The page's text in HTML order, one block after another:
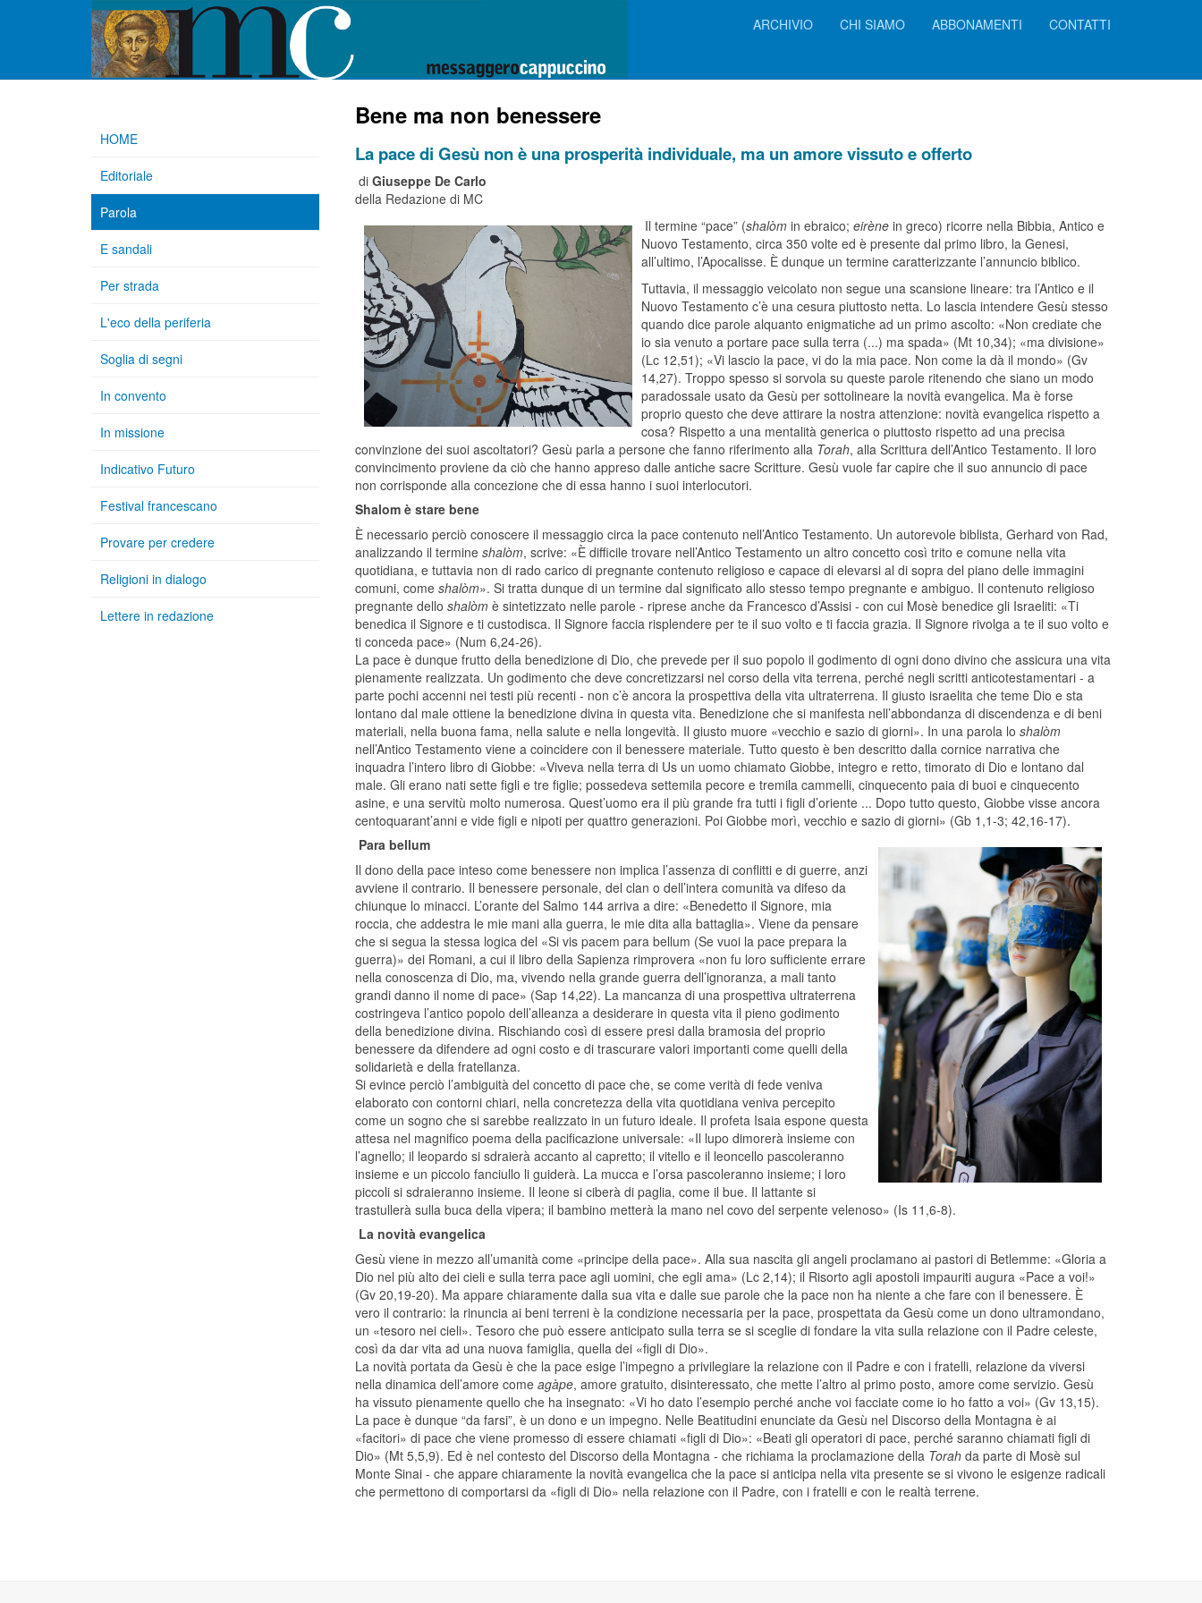
ARCHIVIO CHI SIAMO ABBONAMENTI CONTATTI
Bene ma non benessere
La pace di Gesù non è una prosperità individuale, ma un amore vissuto e offerto
di Giuseppe De Carlo
della Redazione di MC
Il termine “pace” (shalòm in ebraico; eirène in greco) ricorre nella Bibbia, Antico e
Nuovo Testamento, circa 350 volte ed è presente dal primo libro, la Genesi,
all’ultimo, l’Apocalisse. È dunque un termine caratterizzante l’annuncio biblico.
Tuttavia, il messaggio veicolato non segue una scansione lineare: tra l’Antico e il
Nuovo Testamento c’è una cesura piuttosto netta. Lo lascia intendere Gesù stesso
quando dice parole alquanto enigmatiche ad un primo ascolto: «Non crediate che
io sia venuto a portare pace sulla terra (...) ma spada» (Mt 10,34); «ma divisione»
(Lc 12,51); «Vi lascio la pace, vi do la mia pace. Non come la dà il mondo» (Gv
14,27). Troppo spesso si sorvola su queste parole ritenendo che siano un modo
paradossale usato da Gesù per sottolineare la novità evangelica. Ma è forse
proprio questo che deve attirare la nostra attenzione: novità evangelica rispetto a
cosa? Rispetto a una mentalità generica o piuttosto rispetto ad una precisa
convinzione dei suoi ascoltatori? Gesù parla a persone che fanno riferimento alla Torah, alla Scrittura dell’Antico Testamento. Il loro
convincimento proviene da ciò che hanno appreso dalle antiche sacre Scritture. Gesù vuole far capire che il suo annuncio di pace
non corrisponde alla concezione che di essa hanno i suoi interlocutori.
Shalom è stare bene
È necessario perciò conoscere il messaggio circa la pace contenuto nell’Antico Testamento. Un autorevole biblista, Gerhard von Rad,
analizzando il termine shalòm, scrive: «È difficile trovare nell’Antico Testamento un altro concetto così trito e comune nella vita
quotidiana, e tuttavia non di rado carico di pregnante contenuto religioso e capace di elevarsi al di sopra del piano delle immagini
comuni, come shalòm». Si tratta dunque di un termine dal significato allo stesso tempo pregnante e ambiguo. Il contenuto religioso
pregnante dello shalòm è sintetizzato nelle parole - riprese anche da Francesco d’Assisi - con cui Mosè benedice gli Israeliti: «Ti
benedica il Signore e ti custodisca. Il Signore faccia risplendere per te il suo volto e ti faccia grazia. Il Signore rivolga a te il suo volto e
ti conceda pace» (Num 6,24-26).
La pace è dunque frutto della benedizione di Dio, che prevede per il suo popolo il godimento di ogni dono divino che assicura una vita
pienamente realizzata. Un godimento che deve concretizzarsi nel corso della vita terrena, perché negli scritti anticotestamentari - a
parte pochi accenni nei testi più recenti - non c’è ancora la prospettiva della vita ultraterrena. Il giusto israelita che teme Dio e sta
lontano dal male ottiene la benedizione divina in questa vita. Benedizione che si manifesta nell’abbondanza di discendenza e di beni
materiali, nella buona fama, nella salute e nella longevità. Il giusto muore «vecchio e sazio di giorni». In una parola lo shalòm
nell’Antico Testamento viene a coincidere con il benessere materiale. Tutto questo è ben descritto dalla cornice narrativa che
inquadra l’intero libro di Giobbe: «Viveva nella terra di Us un uomo chiamato Giobbe, integro e retto, timorato di Dio e lontano dal
male. Gli erano nati sette figli e tre figlie; possedeva settemila pecore e tremila cammelli, cinquecento paia di buoi e cinquecento
asine, e una servitù molto numerosa. Quest’uomo era il più grande fra tutti i figli d’oriente ... Dopo tutto questo, Giobbe visse ancora
centoquarant’anni e vide figli e nipoti per quattro generazioni. Poi Giobbe morì, vecchio e sazio di giorni» (Gb 1,1-3; 42,16-17).
Para bellum
Il dono della pace inteso come benessere non implica l’assenza di conflitti e di guerre, anzi
avviene il contrario. Il benessere personale, del clan o dell’intera comunità va difeso da
chiunque lo minacci. L’orante del Salmo 144 arriva a dire: «Benedetto il Signore, mia
roccia, che addestra le mie mani alla guerra, le mie dita alla battaglia». Viene da pensare
che si segua la stessa logica del «Si vis pacem para bellum (Se vuoi la pace prepara la
guerra)» dei Romani, a cui il libro della Sapienza rimprovera «non fu loro sufficiente errare
nella conoscenza di Dio, ma, vivendo nella grande guerra dell’ignoranza, a mali tanto
grandi danno il nome di pace» (Sap 14,22). La mancanza di una prospettiva ultraterrena
costringeva l’antico popolo dell’alleanza a desiderare in questa vita il pieno godimento
della benedizione divina. Rischiando così di essere presi dalla bramosia del proprio
benessere da difendere ad ogni costo e di trascurare valori importanti come quelli della
solidarietà e della fratellanza.
Si evince perciò l’ambiguità del concetto di pace che, se come verità di fede veniva
elaborato con contorni chiari, nella concretezza della vita quotidiana veniva percepito
come un sogno che si sarebbe realizzato in un futuro ideale. Il profeta Isaia espone questa
attesa nel magnifico poema della pacificazione universale: «Il lupo dimorerà insieme con
l’agnello; il leopardo si sdraierà accanto al capretto; il vitello e il leoncello pascoleranno
insieme e un piccolo fanciullo li guiderà. La mucca e l’orsa pascoleranno insieme; i loro
piccoli si sdraieranno insieme. Il leone si ciberà di paglia, come il bue. Il lattante si
trastullerà sulla buca della vipera; il bambino metterà la mano nel covo del serpente velenoso» (Is 11,6-8).
La novità evangelica
Gesù viene in mezzo all’umanità come «principe della pace». Alla sua nascita gli angeli proclamano ai pastori di Betlemme: «Gloria a
Dio nel più alto dei cieli e sulla terra pace agli uomini, che egli ama» (Lc 2,14); il Risorto agli apostoli impauriti augura «Pace a voi!»
(Gv 20,19-20). Ma appare chiaramente dalla sua vita e dalle sue parole che la pace non ha niente a che fare con il benessere. È
vero il contrario: la rinuncia ai beni terreni è la condizione necessaria per la pace, prospettata da Gesù come un dono ultramondano,
un «tesoro nei cieli». Tesoro che può essere anticipato sulla terra se si sceglie di fondare la vita sulla relazione con il Padre celeste,
così da dar vita ad una nuova famiglia, quella dei «figli di Dio».
La novità portata da Gesù è che la pace esige l’impegno a privilegiare la relazione con il Padre e con i fratelli, relazione da viversi
nella dinamica dell’amore come agàpe, amore gratuito, disinteressato, che mette l’altro al primo posto, amore come servizio. Gesù
ha vissuto pienamente quello che ha insegnato: «Vi ho dato l’esempio perché anche voi facciate come io ho fatto a voi» (Gv 13,15).
La pace è dunque “da farsi”, è un dono e un impegno. Nelle Beatitudini enunciate da Gesù nel Discorso della Montagna è ai
«facitori» di pace che viene promesso di essere chiamati «figli di Dio»: «Beati gli operatori di pace, perché saranno chiamati figli di
Dio» (Mt 5,5,9). Ed è nel contesto del Discorso della Montagna - che richiama la proclamazione della Torah da parte di Mosè sul
Monte Sinai - che appare chiaramente la novità evangelica che la pace si anticipa nella vita presente se si vivono le esigenze radicali
che permettono di comportarsi da «figli di Dio» nella relazione con il Padre, con i fratelli e con le realtà terrene.
HOME
Editoriale
Parola
E sandali
Per strada
L'eco della periferia
Soglia di segni
In convento
In missione
Indicativo Futuro
Festival francescano
Provare per credere
Religioni in dialogo
Lettere in redazione